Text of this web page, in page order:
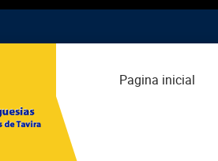
Pagina inicial